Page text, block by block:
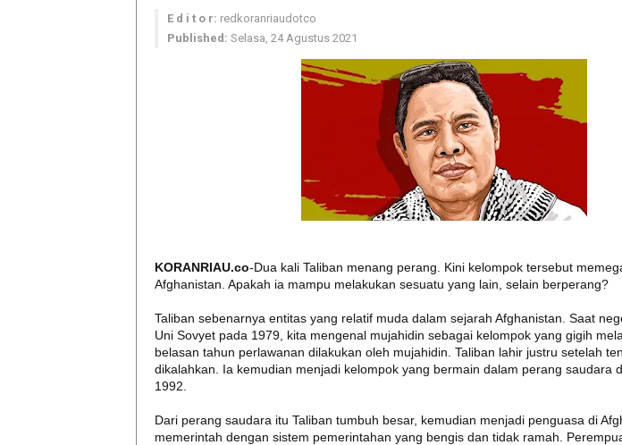
E d i t o r: redkoranriaudotco
Published: Selasa, 24 Agustus 2021
KORANRIAU.co-Dua kali Taliban menang perang. Kini kelompok tersebut
Afghanistan. Apakah ia mampu melakukan sesuatu yang lain, selain berperang?
Taliban sebenarnya entitas yang relatif muda dalam sejarah Afghanistan. Saat
Uni Sovyet pada 1979, kita mengenal mujahidin sebagai kelompok yang gigih
belasan tahun perlawanan dilakukan oleh mujahidin. Taliban lahir justru setelah
dikalahkan. Ia kemudian menjadi kelompok yang bermain dalam perang saudara
1992.
Dari perang saudara itu Taliban tumbuh besar, kemudian menjadi penguasa di
memerintah dengan sistem pemerintahan yang bengis dan tidak ramah.